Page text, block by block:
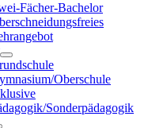
Fächer-Bachelor
Oberschule
Sonderpädagogik